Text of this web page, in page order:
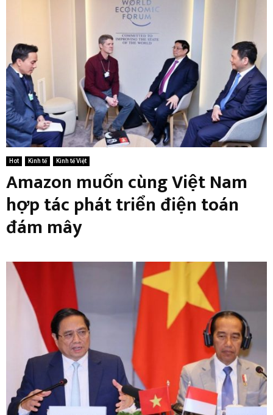
Hot Kinh tế Kinh tế Việt
Amazon muốn cùng Việt Nam
hợp tác phát triển điện toán
đám mây